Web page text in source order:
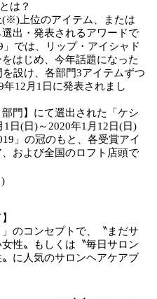
は？
上位のアイテム、または
出・発表されるアワードで
では、リップ・アイシャド
はじめ、今年話題になった
設け、各部門3アイテムずつ
12月1日に発表されまし
門】にて選出された「ケシ
日(日)～2020年1月12日(日)
」の冠のもと、各受賞アイ
および全国のロフト店頭で
のコンセプトで、〝まだサ
性〟もしくは〝毎日サロン
に人気のサロンヘアケアブ